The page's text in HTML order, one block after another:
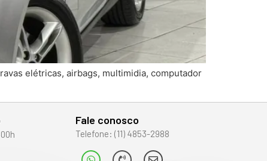
elétricas, airbags, multimidia, computador
Fale conosco
Telefone: (11) 4853-2988